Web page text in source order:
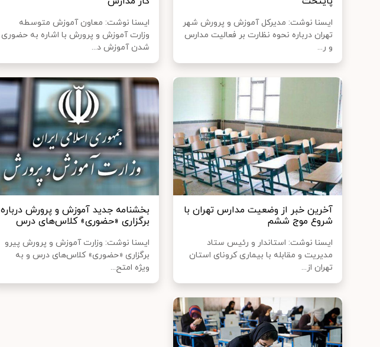
ایسنا نوشت: مدیرکل آموزش و پرورش شهر
تهران درباره نحوه نظارت بر فعالیت مدارس
و ر...
ایسنا نوشت: معاون آموزش متوسطه
وزارت آموزش و پرورش با اشاره به حضوری
شدن آموزش د...
آخرین خبر از وضعیت مدارس تهران با
شروع موج ششم
ایسنا نوشت: استاندار و رئیس ستاد
مدیریت و مقابله با بیماری کرونای استان
تهران از...
بخشنامه جدید آموزش و پرورش درباره
برگزاری «حضوری» کلاس‌های درس
ایسنا نوشت: وزارت آموزش و پرورش پیرو
برگزاری «حضوری» کلاس‌های درس و به
ویژه امتح...